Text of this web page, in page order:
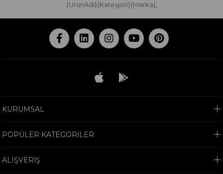
{UrunAdi}{Kategori}{Marka},
KURUMSAL
POPÜLER KATEGORİLER
ALIŞVERİŞ